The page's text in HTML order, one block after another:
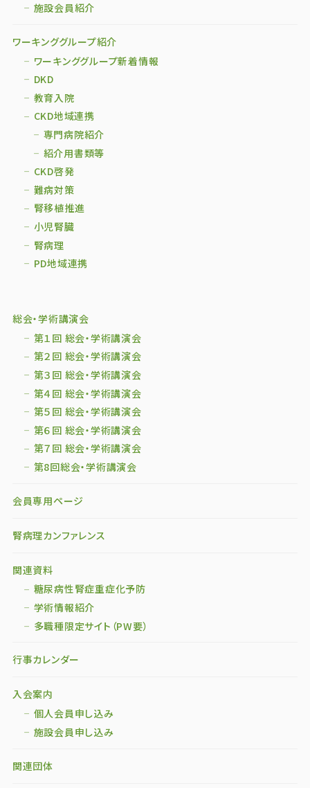
施設会員紹介
ワーキンググループ紹介
ワーキンググループ新着情報
DKD
教育入院
CKD地域連携
専門病院紹介
紹介用書類等
CKD啓発
難病対策
腎移植推進
小児腎臓
腎病理
PD地域連携
総会・学術講演会
第１回 総会・学術講演会
第２回 総会・学術講演会
第３回 総会・学術講演会
第４回 総会・学術講演会
第５回 総会・学術講演会
第６回 総会・学術講演会
第７回 総会・学術講演会
第8回総会・学術講演会
会員専用ページ
腎病理カンファレンス
関連資料
糖尿病性腎症重症化予防
学術情報紹介
多職種限定サイト（PW要）
行事カレンダー
入会案内
個人会員申し込み
施設会員申し込み
関連団体